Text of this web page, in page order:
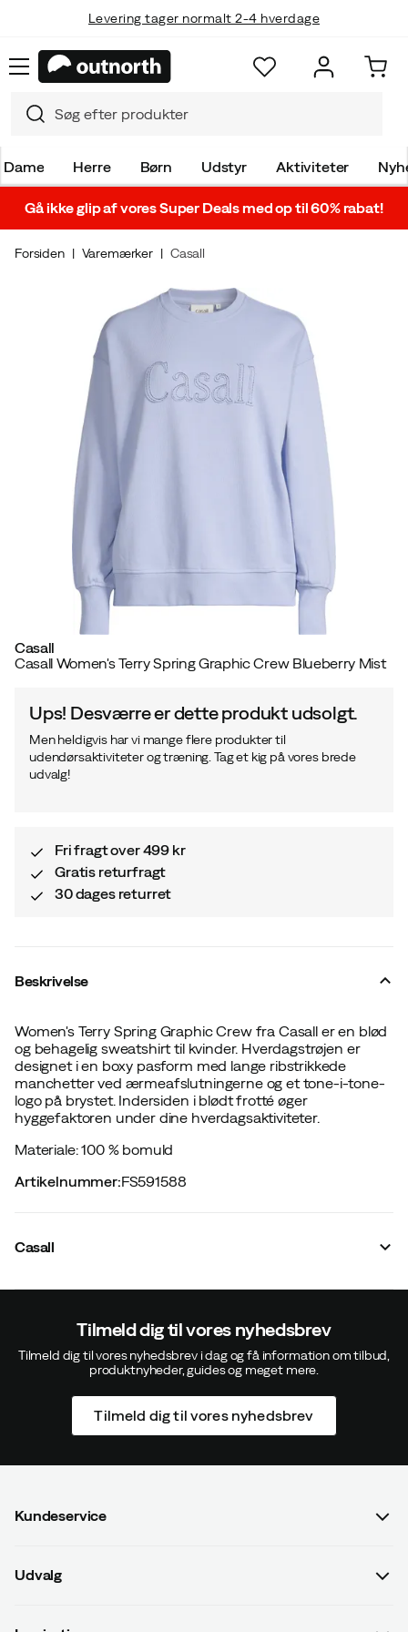
Levering tager normalt 2-4 hverdage
Dame Herre Børn Udstyr Aktiviteter
Gå ikke glip af vores Super Deals med op til 60% rabat!
Forsiden Varemærker Casall
Casall
Casall Women's Terry Spring Graphic Crew Blueberry Mist
Ups! Desværre er dette produkt udsolgt.
Men heldigvis har vi mange flere produkter til
udendørsaktiviteter og træning. Tag et kig på vores brede
udvalg!
Fri fragt over 499 kr
Gratis returfragt
30 dages returret
Beskrivelse
Women's Terry Spring Graphic Crew fra Casall er en blød
og behagelig sweatshirt til kvinder. Hverdagstrøjen er
designet i en boxy pasform med lange ribstrikkede
manchetter ved ærmeafslutningerne og et tone-i-tone-
logo på brystet. Indersiden i blødt frotté øger
hyggefaktoren under dine hverdagsaktiviteter.
Materiale: 100 % bomuld
Artikelnummer:FS591588
Casall
Tilmeld dig til vores nyhedsbrev
Tilmeld dig til vores nyhedsbrev i dag og få information om tilbud,
produktnyheder, guides og meget mere.
Tilmeld dig til vores nyhedsbrev
Kundeservice
Kontakt os
Udvalg